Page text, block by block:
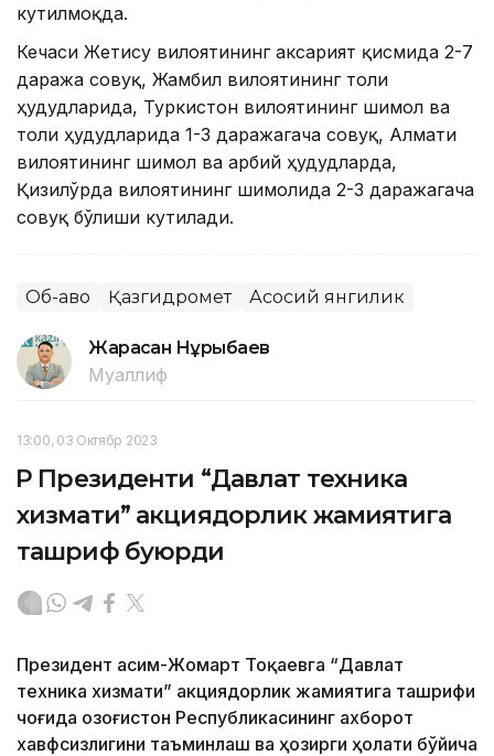
кутилмоқда.
Кечаси Жетису вилоятининг аксарият қисмида 2-7
даража совуқ, Жамбил вилоятининг тоғли
ҳудудларида, Туркистон вилоятининг шимол ва
тоғли ҳудудларида 1-3 даражагача совуқ, Алмати
вилоятининг шимол ва ғарбий ҳудудларда,
Қизилўрда вилоятининг шимолида 2-3 даражагача
совуқ бўлиши кутилади.
Об-ҳаво Қазгидромет Асосий янгилик
Жарасқан Нұрыбаев
Муаллиф
13:00, 03 Октябр 2023
ҚР Президенти “Давлат техника
хизмати” акциядорлик жамиятига
ташриф буюрди
Президент Қасим-Жомарт Тоқаевга “Давлат
техника хизмати” акциядорлик жамиятига ташрифи
чоғида Қозоғистон Республикасининг ахборот
хавфсизлигини таъминлаш ва ҳозирги ҳолати бўйича